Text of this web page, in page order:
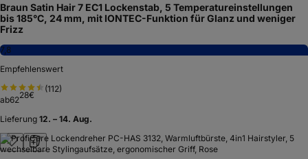
Braun Satin Hair 7 EC1 Lockenstab, 5 Temperatureinstellungen
bis 185°C, 24 mm, mit IONTEC-Funktion für Glanz und weniger
Frizz
7,8
Empfehlenswert
(112)
ab6228€
Lieferung 12. – 14. Aug.